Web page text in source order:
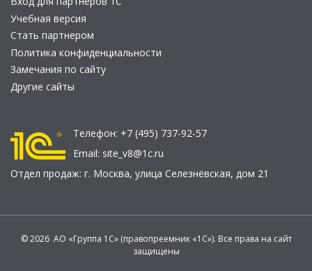
Учебная версия
Стать партнером
Политика конфиденциальности
Замечания по сайту
Другие сайты
Телефон: +7 (495) 737-92-57
Email: site_v8@1c.ru
Отдел продаж: г. Москва, улица Селезнёвская, дом 21
© 2026 АО «Группа 1С» (правопреемник «1С»). Все права на сайт
защищены